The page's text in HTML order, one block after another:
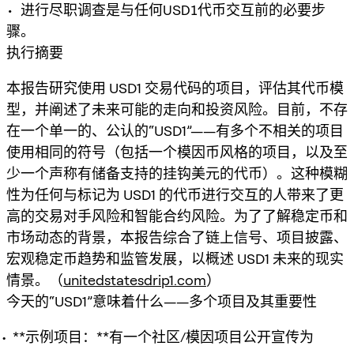
• 进行尽职调查是与任何USD1代币交互前的必要步
骤。
执行摘要
本报告研究使用 USD1 交易代码的项目，评估其代币模
型，并阐述了未来可能的走向和投资风险。目前，不存
在一个单一的、公认的“USD1”——有多个不相关的项目
使用相同的符号（包括一个模因币风格的项目，以及至
少一个声称有储备支持的挂钩美元的代币）。这种模糊
性为任何与标记为 USD1 的代币进行交互的人带来了更
高的交易对手风险和智能合约风险。为了了解稳定币和
市场动态的背景，本报告综合了链上信号、项目披露、
宏观稳定币趋势和监管发展，以概述 USD1 未来的现实
情景。（unitedstatesdrip1.com）
今天的“USD1”意味着什么——多个项目及其重要性
**示例项目：**有一个社区/模因项目公开宣传为